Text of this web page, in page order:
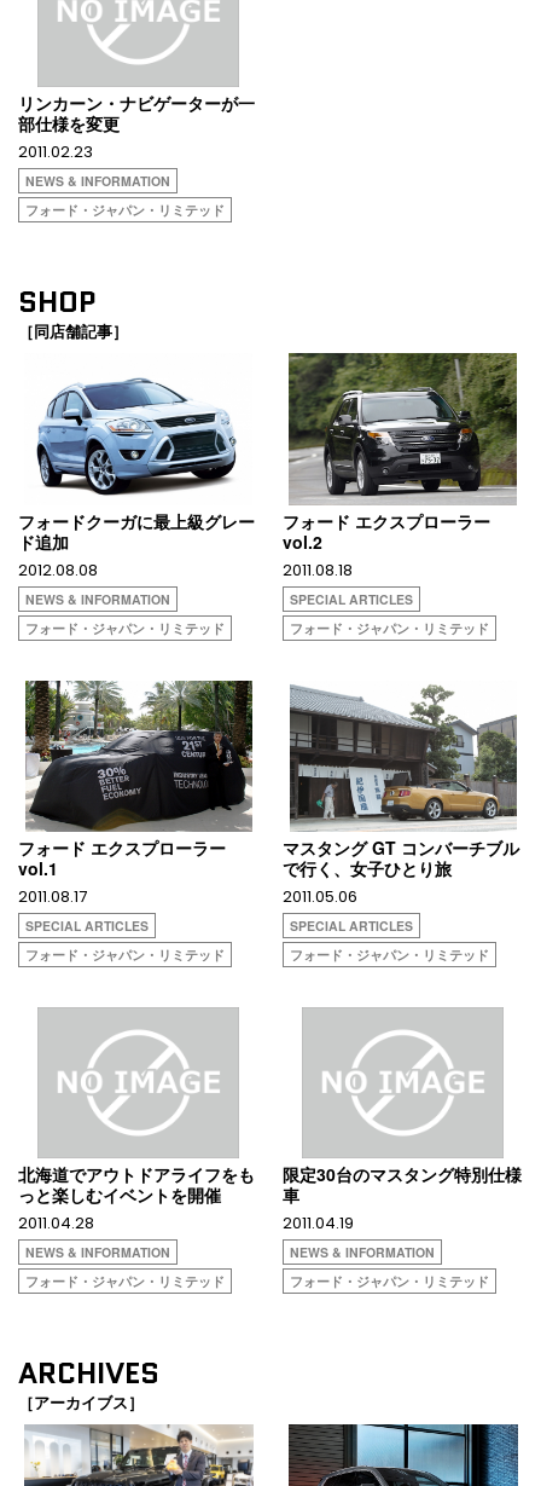
リンカーン・ナビゲーターが一
部仕様を変更
2011.02.23
NEWS & INFORMATION
フォード・ジャパン・リミテッド
SHOP
［同店舗記事］
フォードクーガに最上級グレー
ド追加
2012.08.08
NEWS & INFORMATION
フォード・ジャパン・リミテッド
フォード エクスプローラー
vol.2
2011.08.18
SPECIAL ARTICLES
フォード・ジャパン・リミテッド
フォード エクスプローラー
vol.1
2011.08.17
SPECIAL ARTICLES
フォード・ジャパン・リミテッド
マスタング GT コンバーチブル
で行く、女子ひとり旅
2011.05.06
SPECIAL ARTICLES
フォード・ジャパン・リミテッド
北海道でアウトドアライフをも
っと楽しむイベントを開催
2011.04.28
NEWS & INFORMATION
フォード・ジャパン・リミテッド
限定30台のマスタング特別仕様
車
2011.04.19
NEWS & INFORMATION
フォード・ジャパン・リミテッド
ARCHIVES
［アーカイブス］